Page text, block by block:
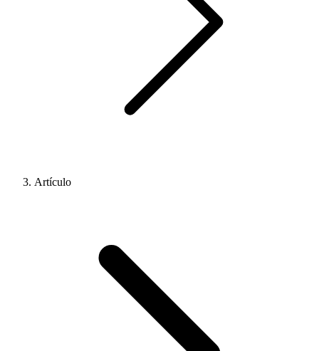
Artículo